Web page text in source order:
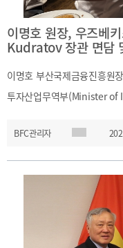
이명호 원장, 우즈베
Kudratov 장관 면담
이명호 부산국제금융진흥원
투자산업무역부(Minister
상장을 통한 자본시장 욱성
부산금융중심지와 협력사항
BFC관리자